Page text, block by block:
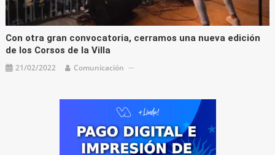
Con otra gran convocatoria, cerramos una nueva edición
de los Corsos de la Villa
21/02/2022 Comunicación